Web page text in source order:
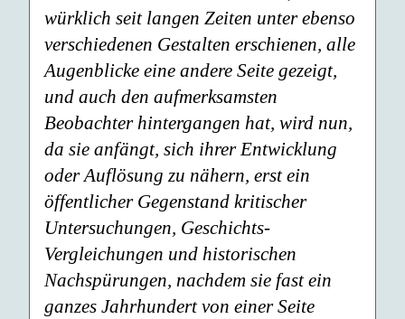
würklich seit langen Zeiten unter ebenso
verschiedenen Gestalten erschienen, alle
Augenblicke eine andere Seite gezeigt,
und auch den aufmerksamsten
Beobachter hintergangen hat, wird nun,
da sie anfängt, sich ihrer Entwicklung
oder Auflösung zu nähern, erst ein
öffentlicher Gegenstand kritischer
Untersuchungen, Geschichts-
Vergleichungen und historischen
Nachspürungen, nachdem sie fast ein
ganzes Jahrhundert von einer Seite